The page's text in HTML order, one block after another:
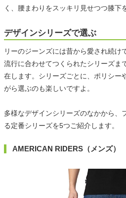
く、腰まわりをスッキリ見せつつ膝下
デザインシリーズで選ぶ
リーのジーンズには昔から愛され続け
流行に合わせてつくられたシリーズま
在します。シリーズごとに、ポリシー
がら選ぶのも楽しいですよ。
多様なデザインシリーズのなかから、
る定番シリーズを5つご紹介します。
AMERICAN RIDERS（メンズ）